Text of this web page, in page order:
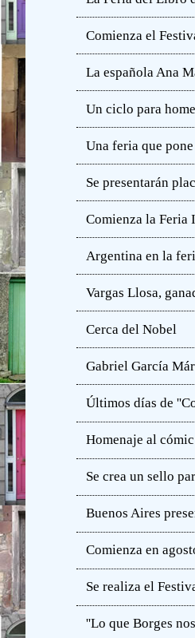
Comienza el
La española Ana
Un ciclo para
Una feria que
Se presentarán
Comienza la Feria
Argentina en la
Vargas Llosa,
Cerca del Nobel
Gabriel García
Últimos días de
Homenaje al
Se crea un sello
Buenos Aires
Comienza en
Se realiza el
''Lo que Borges